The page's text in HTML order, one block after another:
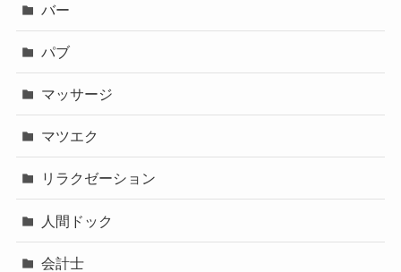
バー
パブ
マッサージ
マツエク
リラクゼーション
人間ドック
会計士